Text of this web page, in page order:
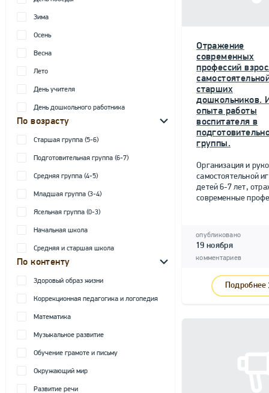
Зима
Осень
Весна
Лето
День учителя
День дошкольного работника
По возрасту
Старшая группа (5-6)
Подготовительная группа (6-7)
Средняя группа (4-5)
Младшая группа (3-4)
Ясельная группа (0-3)
Начальная школа
Средняя и старшая школа
По контенту
Здоровый образ жизни
Коррекционная педагогика и логопедия
Математика
Музыкальное развитие
Обучение грамоте и письму
Окружающий мир
Развитие речи
Отражение
современных
профессий
старших
дошкольников.
опыта работы
воспитателя в
группы.
Организация и
самостоятельной
детей 6-7 лет,
современные
опубликовано
19 ноября
комментариев
Подробнее